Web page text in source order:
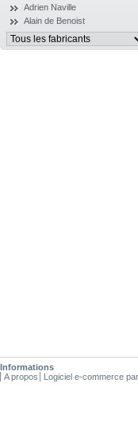
Adrien Naville
Alain de Benoist
Informations
A propos
Logiciel e-commerce